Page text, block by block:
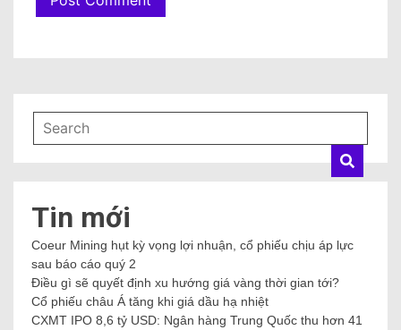
Tin mới
Coeur Mining hụt kỳ vọng lợi nhuận, cổ phiếu chịu áp lực
sau báo cáo quý 2
Điều gì sẽ quyết định xu hướng giá vàng thời gian tới?
Cổ phiếu châu Á tăng khi giá dầu hạ nhiệt
CXMT IPO 8,6 tỷ USD: Ngân hàng Trung Quốc thu hơn 41